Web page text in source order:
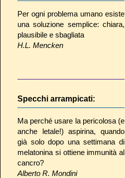
Per ogni problema umano esiste
una soluzione semplice: chiara,
plausibile e sbagliata
H.L. Mencken
Specchi arrampicati:
Ma perché usare la pericolosa (e
anche letale!) aspirina, quando
già solo dopo una settimana di
melatonina si ottiene immunità al
cancro?
Alberto R. Mondini